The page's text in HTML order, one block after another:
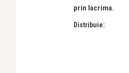
prin lacrima.
Distribuie: